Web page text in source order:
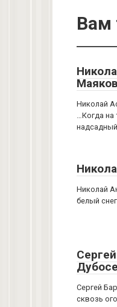
Вам
Николай
…Когда на
Николай
белый
Сергей
сквозь